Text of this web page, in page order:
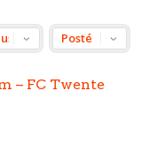
– FC Twente